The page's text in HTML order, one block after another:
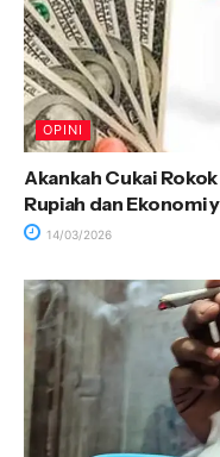
OPINI
Akankah Cukai
Rupiah dan Ekonomi
14/03/2026